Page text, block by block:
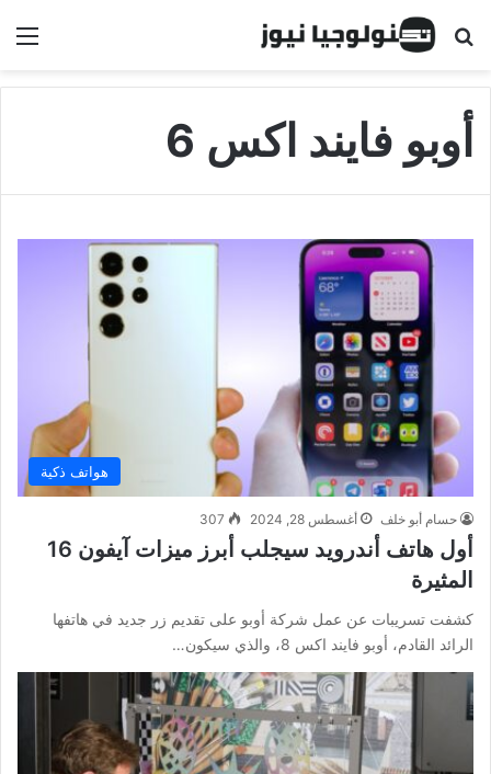
البحث عن
أوبو فايند اكس 6
هواتف ذكية
حسام أبو خلف أغسطس 28, 2024 307
أول هاتف أندرويد سيجلب أبرز ميزات آيفون 16
المثيرة
كشفت تسريبات عن عمل شركة أوبو على تقديم زر جديد في هاتفها
الرائد القادم، أوبو فايند اكس 8، والذي سيكون…